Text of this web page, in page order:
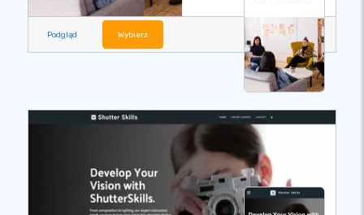
Podgląd Wybierz